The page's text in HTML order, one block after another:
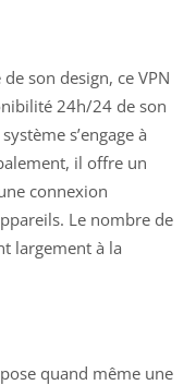
son design, ce VPN
24h/24 de son
s’engage à
il offre un
connexion
Le nombre de
largement à la
quand même une